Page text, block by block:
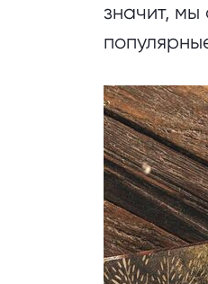
значит,